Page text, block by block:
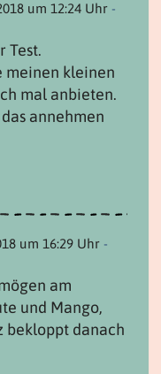
um 12:24 Uhr -
Test.
meinen kleinen
mal anbieten.
annehmen
um 16:29 Uhr -
am
und Mango,
bekloppt danach